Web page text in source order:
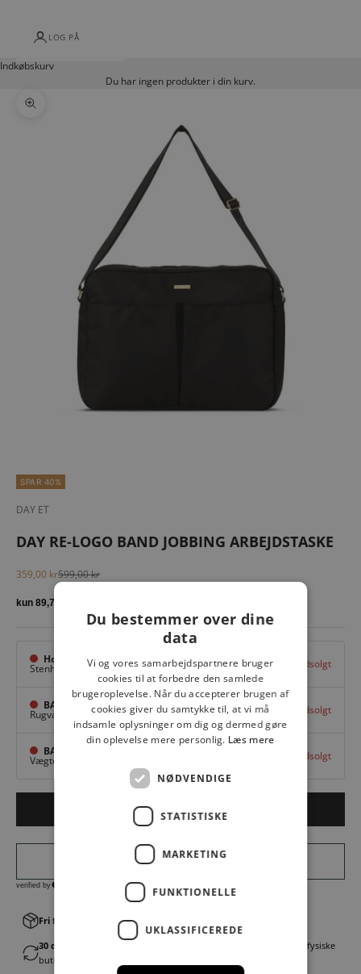
LOG PÅ
Indkøbskurv
Du har ingen produkter i din kurv.
Zoom
SPAR 40%
DAY ET
DAY RE-LOGO BAND JOBBING ARBEJDSTASKE
Salgspris
359,00 krNormalpris
599,00 kr
Hovedlager
Stenhuggervej 10, Odense M Udsolgt
BAGGI Tarup Center
Rugvang 36, Odense NV Udsolgt
BAGGI Nyborg
Vægtergade 1, Udsolgt
Fri fragt v. køb over 499,00 kr.
30 dages fortrydelsesret
│Byt eller returner gratis i en af vores fysiske
butikker
Du bestemmer over dine
data
Vi og vores samarbejdspartnere bruger
cookies til at forbedre den samlede
brugeroplevelse. Når du accepterer brugen af
cookies giver du samtykke til, at vi må
indsamle oplysninger om dig og dermed gøre
din oplevelse mere personlig. Læs mere
NØDVENDIGE
STATISTISKE
MARKETING
FUNKTIONELLE
UKLASSIFICEREDE